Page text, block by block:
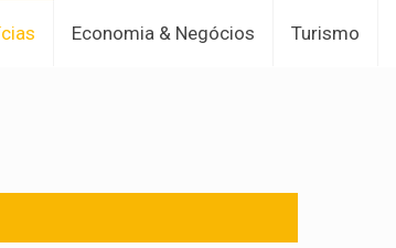
Economia & Negócios Turismo